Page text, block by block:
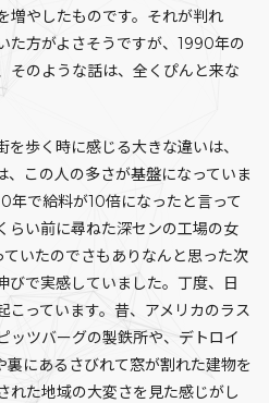
増やしたものです。それが判れ
た方がよさそうですが、1990年の
そのような話は、全くぴんと来な
歩く時に感じる大きな違いは、
、この人の多さが基盤になっていま
年で給料が10倍になったと言って
らい前に尋ねた深センの工場の女
いたのでさもありなんと思った次
びで実感していました。丁度、日
こっています。昔、アメリカのラス
ッツバーグの製鉄所や、デトロイ
裏にあるさびれて窓が割れた建物を
れた地域の大変さを見た感じがし